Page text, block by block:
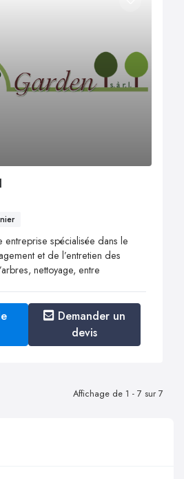
entreprise spécialisée dans le
et de l’entretien des
nettoyage, entre
Demander un
devis
Affichage de 1 - 7 sur 7